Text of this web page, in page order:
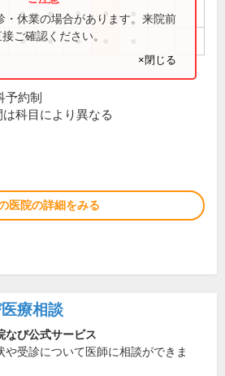
● ● ● ●
● ● ●
・休業の場合があります。来院前
ご確認ください。
×閉じる
予約制
科目により異なる
医院の詳細をみる
療相談
なび公式サービス
や受診について医師に相談ができま